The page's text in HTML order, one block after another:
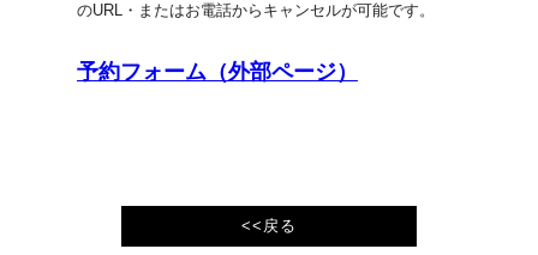
のURL・またはお電話からキャンセルが可能です。
予約フォーム（外部ページ）
<<戻る